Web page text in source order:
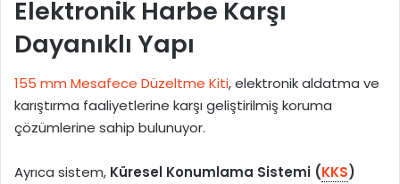
Elektronik Harbe Karşı
Dayanıklı Yapı
155 mm Mesafece Düzeltme Kiti, elektronik aldatma ve
karıştırma faaliyetlerine karşı geliştirilmiş koruma
çözümlerine sahip bulunuyor.
Ayrıca sistem, Küresel Konumlama Sistemi (KKS)